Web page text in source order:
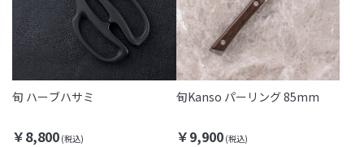
旬 ハーブハサミ
￥8,800
旬Kanso パーリング 85mm
￥9,900